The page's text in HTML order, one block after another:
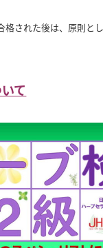
格された後は、原則と
て